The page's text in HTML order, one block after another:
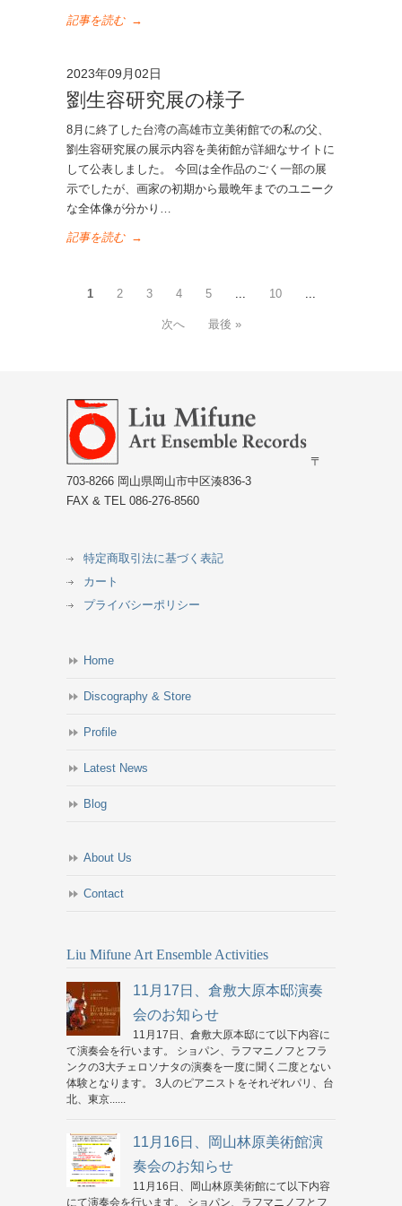
記事を読む →
2023年09月02日
劉生容研究展の様子
8月に終了した台湾の高雄市立美術館での私の父、
劉生容研究展の展示内容を美術館が詳細なサイトに
して公表しました。 今回は全作品のごく一部の展
示でしたが、画家の初期から最晩年までのユニーク
な全体像が分かり…
記事を読む →
1 2 3 4 5 ... 10 ...
次へ 最後 »
〒
703-8266 岡山県岡山市中区湊836-3
FAX & TEL 086-276-8560
特定商取引法に基づく表記
カート
プライバシーポリシー
Home
Discography & Store
Profile
Latest News
Blog
About Us
Contact
Liu Mifune Art Ensemble Activities
11月17日、倉敷大原本邸演奏
会のお知らせ
11月17日、倉敷大原本邸にて以下内容に
て演奏会を行います。 ショパン、ラフマニノフとフラ
ンクの3大チェロソナタの演奏を一度に聞く二度とない
体験となります。 3人のピアニストをそれぞれパリ、台
北、東京......
11月16日、岡山林原美術館演
奏会のお知らせ
11月16日、岡山林原美術館にて以下内容
にて演奏会を行います。 ショパン、ラフマニノフとフ